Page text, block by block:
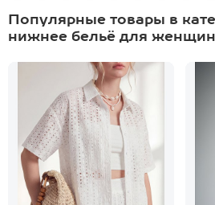
Популярные товары в
нижнее бельё для женщин